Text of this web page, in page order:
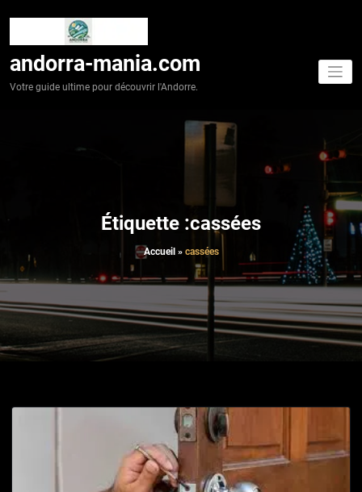
andorra-mania.com
Votre guide ultime pour découvrir l'Andorre.
Étiquette :cassées
Accueil » cassées